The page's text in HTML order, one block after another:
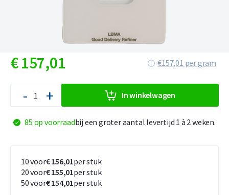
€157,01 €157,01 per gram
- + In winkelwagen
85 op voorraadbij een groter aantal levertijd 1 à 2 weken.
10 voor€ 156,01per stuk
20 voor€ 155,01per stuk
50 voor€ 154,01per stuk